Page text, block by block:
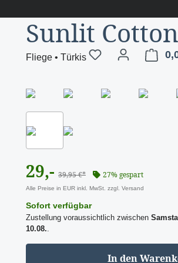
Sunlit Cotton
Fliege • Türkis
Blau-Grau Eismint Marineblau
Türkis
29,- 39,95 €* 27% gespart
Alle Preise in EUR inkl. MwSt. zzgl. Versand
Sofort verfügbar
Zustellung voraussichtlich zwischen
10.08..
In den